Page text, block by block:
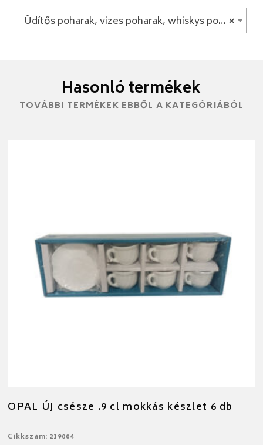
×
Üdítős poharak, vizes poharak, whiskys poharak
Hasonló termékek
TOVÁBBI TERMÉKEK EBBŐL A KATEGÓRIÁBÓL
OPAL ÚJ csésze .9 cl mokkás készlet 6 db
Cikkszám: 219004